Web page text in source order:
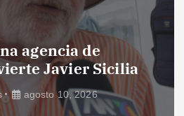
agencia de
Javier Sicilia
agosto 10, 2026